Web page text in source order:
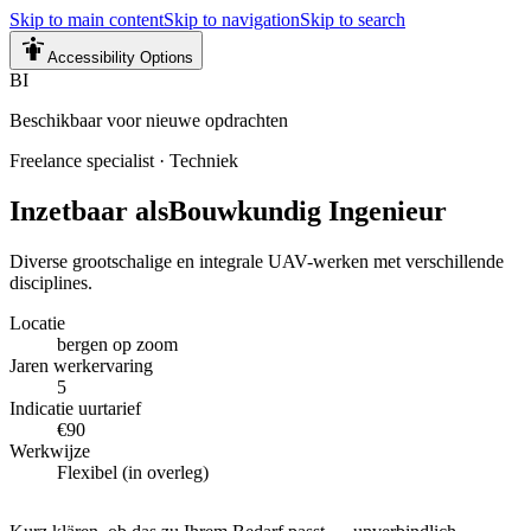
Skip to main contentSkip to navigationSkip to search
Accessibility Options
BI
Beschikbaar voor nieuwe opdrachten
Freelance specialist · Techniek
Inzetbaar alsBouwkundig Ingenieur
Diverse grootschalige en integrale UAV-werken met verschillende
disciplines.
Locatie
bergen op zoom
Jaren werkervaring
5
Indicatie uurtarief
€90
Werkwijze
Flexibel (in overleg)